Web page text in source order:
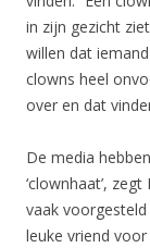
in zijn gezicht
willen dat
clowns heel
over en dat
De media
‘clownhaat’,
vaak
leuke vriend